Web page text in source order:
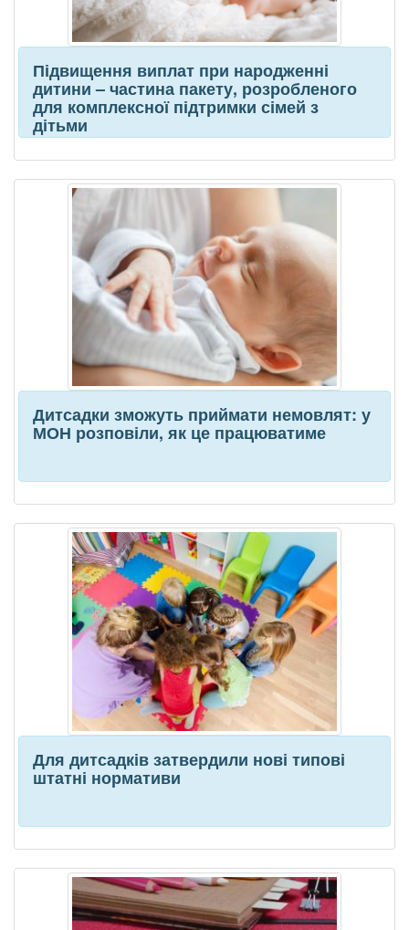
Підвищення виплат при народженні
дитини – частина пакету, розробленого
для комплексної підтримки сімей з
дітьми
Дитсадки зможуть приймати немовлят: у
МОН розповіли, як це працюватиме
Для дитсадків затвердили нові типові
штатні нормативи